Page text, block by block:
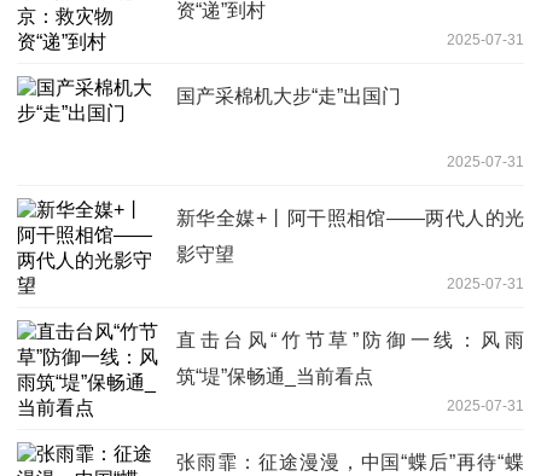
资“递”到村
2025-07-31
国产采棉机大步“走”出国门
2025-07-31
新华全媒+丨阿干照相馆——两代人的光
影守望
2025-07-31
直击台风“竹节草”防御一线：风雨
筑“堤”保畅通_当前看点
2025-07-31
张雨霏：征途漫漫，中国“蝶后”再待“蝶